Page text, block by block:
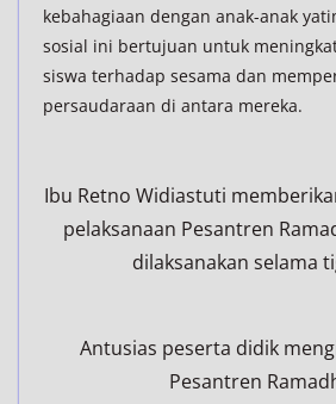
kebahagiaan dengan anak-anak
sosial ini bertujuan untuk
siswa terhadap sesama dan
persaudaraan di antara mereka.
Ibu Retno Widiastuti
pelaksanaan Pesantren
dilaksanakan selama
Antusias peserta didik
Pesantren